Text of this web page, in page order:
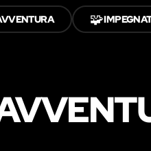
🧩